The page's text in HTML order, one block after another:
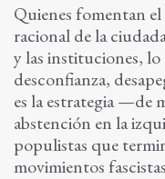
Quienes fomentan
racional de la
y las instituciones, lo
desconfianza,
es la estrategia —de
abstención en la
populistas que
movimientos